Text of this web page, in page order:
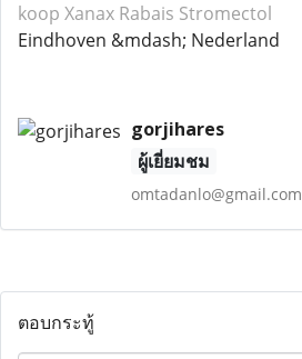
koop Xanax Rabais Stromectol
Eindhoven &mdash; Nederland
gorjihares
ผู้เยี่ยมชม
omtadanlo@gmail.com
ตอบกระทู้